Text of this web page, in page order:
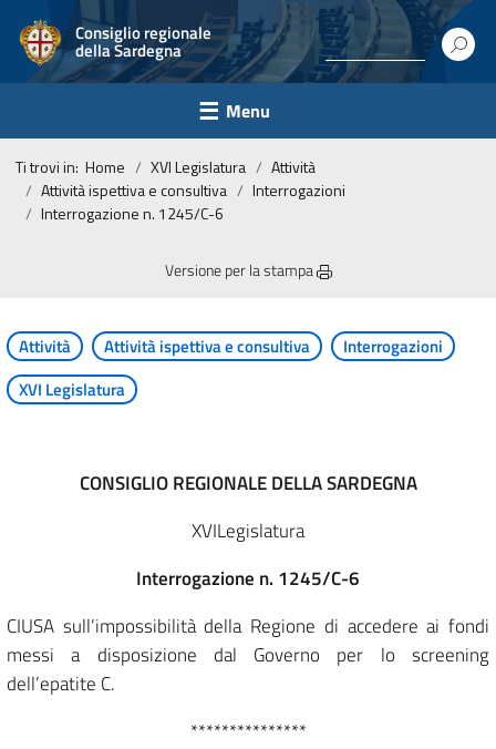
Consiglio regionale
della Sardegna
Menu
Ti trovi in: Home XVI Legislatura
Attività
Attività ispettiva e consultiva
Interrogazioni
Interrogazione n. 1245/C-6
Versione per la stampa
Attività Attività ispettiva e consultiva
Interrogazioni
XVI Legislatura
CONSIGLIO REGIONALE DELLA SARDEGNA
XVILegislatura
Interrogazione n. 1245/C-6
CIUSA sull’impossibilità della Regione di accedere ai fondi
messi a disposizione dal Governo per lo screening
dell’epatite C.
***************